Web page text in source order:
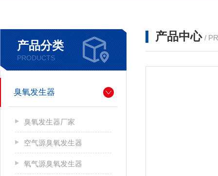
产品分类
PRODUCTS
臭氧发生器
臭氧发生器厂家
空气源臭氧发生器
氧气源臭氧发生器
产品中心 /